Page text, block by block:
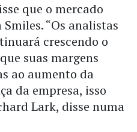
que o mercado
“Os analistas
crescendo o
suas margens
ao aumento da
da empresa, isso
Lark, disse numa